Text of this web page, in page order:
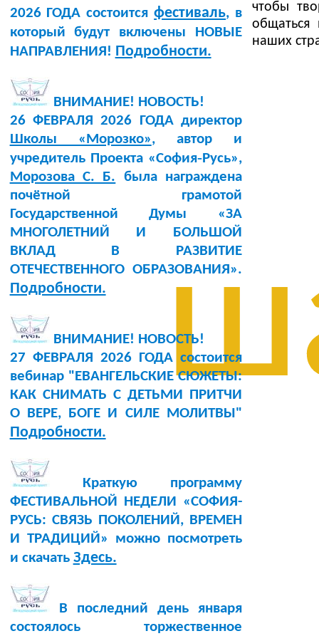
2026 ГОДА состоитсяфестиваль, в
который будут включены НОВЫЕ
НАПРАВЛЕНИЯ! Подробности.
ВНИМАНИЕ! НОВОСТЬ!
26 ФЕВРАЛЯ 2026 ГОДА директор
Школы «Морозко», автор и
учредитель Проекта «София‑Русь»,
Морозова С. Б. была награждена
почётной грамотой
Государственной Думы «ЗА
МНОГОЛЕТНИЙ И БОЛЬШОЙ
ВКЛАД В РАЗВИТИЕ
ОТЕЧЕСТВЕННОГО ОБРАЗОВАНИЯ».
Подробности.
ВНИМАНИЕ! НОВОСТЬ!
27 ФЕВРАЛЯ 2026 ГОДА состоится
вебинар "ЕВАНГЕЛЬСКИЕ СЮЖЕТЫ:
КАК СНИМАТЬ С ДЕТЬМИ ПРИТЧИ
О ВЕРЕ, БОГЕ И СИЛЕ МОЛИТВЫ"
Подробности.
Краткую программу
ФЕСТИВАЛЬНОЙ НЕДЕЛИ «СОФИЯ-
РУСЬ: СВЯЗЬ ПОКОЛЕНИЙ, ВРЕМЕН
И ТРАДИЦИЙ» можно посмотреть
и скачать Здесь.
В последний день января
состоялось торжественное
чтобы
общаться
наших